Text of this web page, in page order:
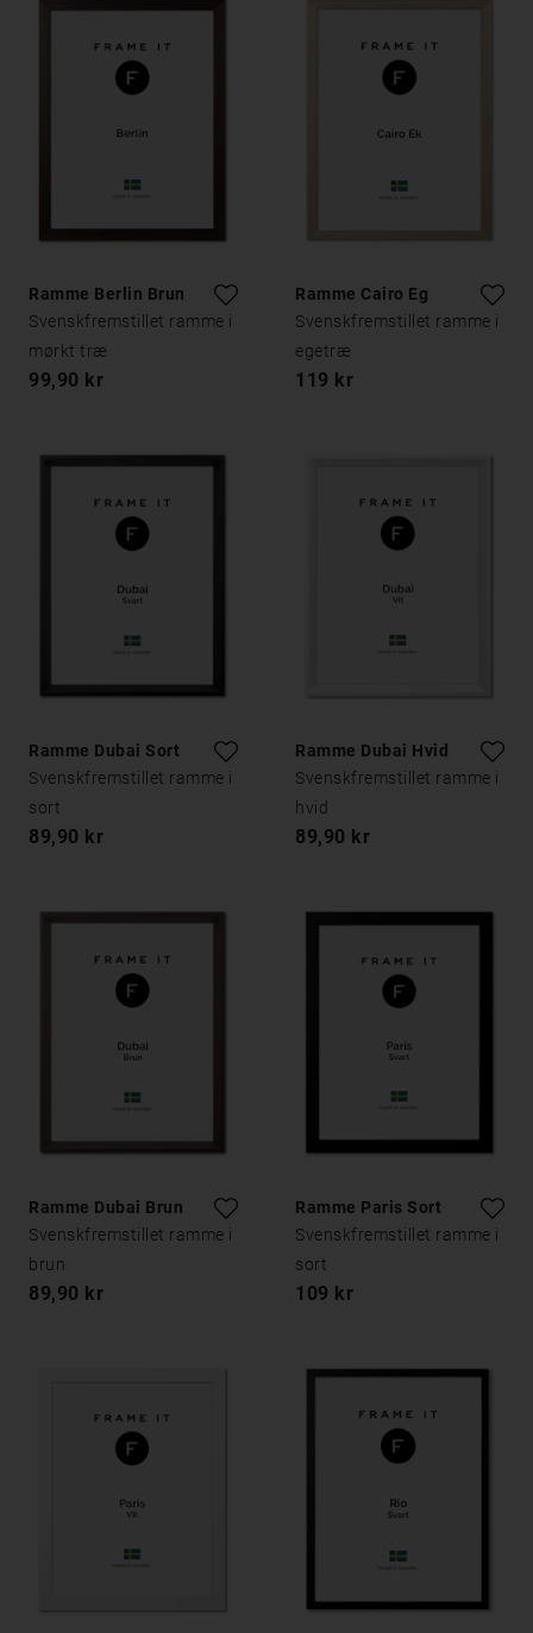
Ramme Berlin Brun
Svenskfremstillet ramme i
mørkt træ
99,90 kr
Ramme Cairo Eg
Svenskfremstillet ramme i
egetræ
119 kr
Ramme Dubai Sort
Svenskfremstillet ramme i
sort
89,90 kr
Ramme Dubai Hvid
Svenskfremstillet ramme i
hvid
89,90 kr
Ramme Dubai Brun
Svenskfremstillet ramme i
brun
89,90 kr
Ramme Paris Sort
Svenskfremstillet ramme i
sort
109 kr